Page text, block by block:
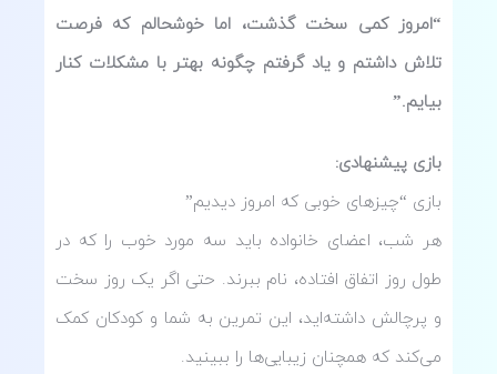
“امروز کمی سخت گذشت، اما خوشحالم که فرصت
تلاش داشتم و یاد گرفتم چگونه بهتر با مشکلات کنار
بیایم.”
بازی پیشنهادی:
بازی “چیزهای خوبی که امروز دیدیم”
هر شب، اعضای خانواده باید سه مورد خوب را که در
طول روز اتفاق افتاده، نام ببرند. حتی اگر یک روز سخت
و پرچالش داشته‌اید، این تمرین به شما و کودکان کمک
می‌کند که همچنان زیبایی‌ها را ببینید.